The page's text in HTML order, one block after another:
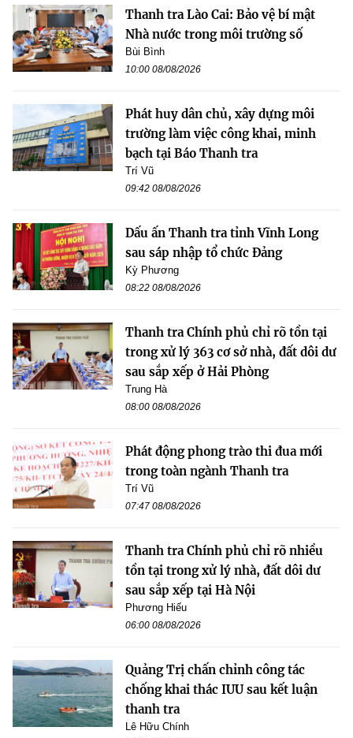
Thanh tra Lào Cai: Bảo vệ bí mật
Nhà nước trong môi trường số
Bùi Bình
10:00 08/08/2026
Phát huy dân chủ, xây dựng môi
trường làm việc công khai, minh
bạch tại Báo Thanh tra
Trí Vũ
09:42 08/08/2026
Dấu ấn Thanh tra tỉnh Vĩnh Long
sau sáp nhập tổ chức Đảng
Kỳ Phương
08:22 08/08/2026
Thanh tra Chính phủ chỉ rõ tồn tại
trong xử lý 363 cơ sở nhà, đất dôi dư
sau sắp xếp ở Hải Phòng
Trung Hà
08:00 08/08/2026
Phát động phong trào thi đua mới
trong toàn ngành Thanh tra
Trí Vũ
07:47 08/08/2026
Thanh tra Chính phủ chỉ rõ nhiều
tồn tại trong xử lý nhà, đất dôi dư
sau sắp xếp tại Hà Nội
Phương Hiếu
06:00 08/08/2026
Quảng Trị chấn chỉnh công tác
chống khai thác IUU sau kết luận
thanh tra
Lê Hữu Chính